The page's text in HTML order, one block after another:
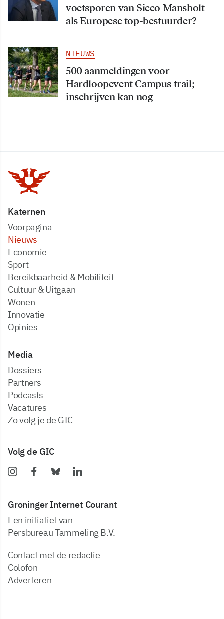
voetsporen van Sicco Mansholt
als Europese top-bestuurder?
NIEUWS
500 aanmeldingen voor
Hardloopevent Campus trail;
inschrijven kan nog
Katernen
Voorpagina
Nieuws
Economie
Sport
Bereikbaarheid & Mobiliteit
Cultuur & Uitgaan
Wonen
Innovatie
Opinies
Media
dossiers
partners
podcasts
vacatures
zo volg je de GIC
Volg de GIC
Groninger Internet Courant
Een initiatief van
Persbureau Tammeling B.V.
Contact met de redactie
Colofon
Adverteren